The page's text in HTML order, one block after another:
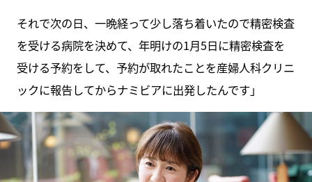
それで次の日、一晩経って少し落ち着いたので精密検査
を受ける病院を決めて、年明けの1月5日に精密検査を
受ける予約をして、予約が取れたことを産婦人科クリニ
ックに報告してからナミビアに出発したんです」